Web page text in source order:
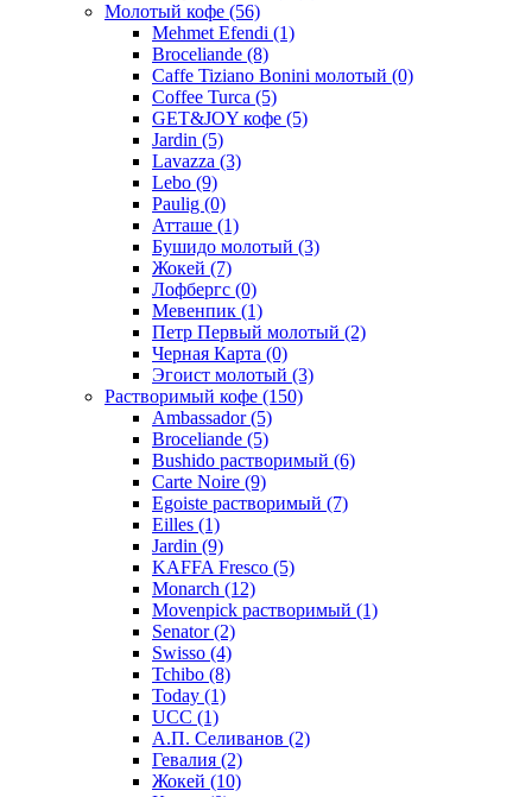
Молотый кофе (56)
Mehmet Efendi (1)
Broceliande (8)
Caffe Tiziano Bonini молотый (0)
Coffee Turca (5)
GET&JOY кофе (5)
Jardin (5)
Lavazza (3)
Lebo (9)
Paulig (0)
Атташе (1)
Бушидо молотый (3)
Жокей (7)
Лофбергс (0)
Мевенпик (1)
Петр Первый молотый (2)
Черная Карта (0)
Эгоист молотый (3)
Растворимый кофе (150)
Ambassador(5)
Broceliande (5)
Bushido растворимый (6)
Carte Noire (9)
Egoiste растворимый (7)
Eilles (1)
Jardin (9)
KAFFA Fresco (5)
Monarch (12)
Movenpick растворимый (1)
Senator(2)
Swisso (4)
Tchibo (8)
Today (1)
UCC (1)
А.П. Селиванов (2)
Гевалия (2)
Жокей (10)